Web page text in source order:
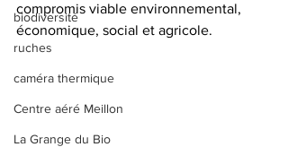
biodiversité
ruches
caméra thermique
Centre aéré Meillon
La Grange du Bio
compromis viable environnemental,
économique, social et agricole.